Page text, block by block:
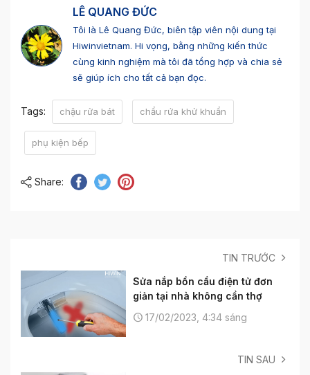
LÊ QUANG ĐỨC
Tôi là Lê Quang Đức, biên tập viên nội dung tại
Hiwinvietnam. Hi vọng, bằng những kiến thức
cùng kinh nghiệm mà tôi đã tổng hợp và chia sẻ
sẽ giúp ích cho tất cả bạn đọc.
Tags: chậu rửa bát chẩu rứa khử khuẩn
phụ kiện bếp
Share:
TIN TRƯỚC
Sửa nắp bồn cầu điện tử đơn
giản tại nhà không cần thợ
17/02/2023, 4:34 sáng
TIN SAU